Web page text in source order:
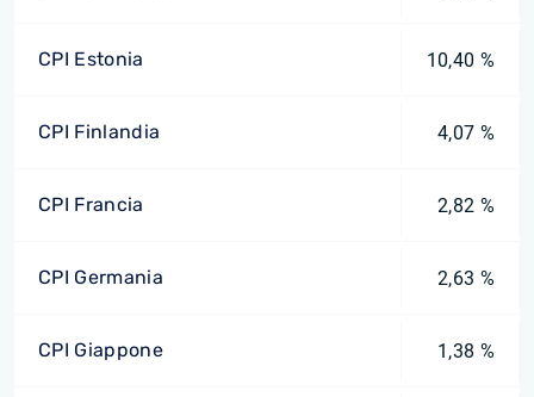
CPI Estonia 10,40 %
CPI Finlandia 4,07 %
CPI Francia 2,82 %
CPI Germania 2,63 %
CPI Giappone 1,38 %